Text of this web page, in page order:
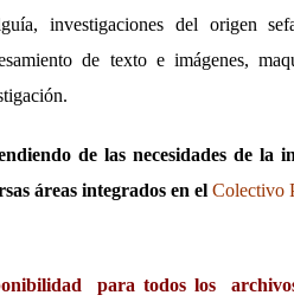
investigaciones del origen
de texto e imágenes,
de las necesidades de la
áreas integrados en el Colectivo
para todos los